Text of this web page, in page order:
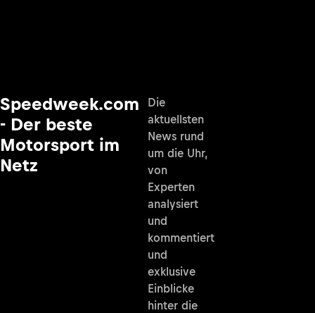
Speedweek.com
- Der beste
Motorsport im
Netz
Die
aktuellsten
News rund
um die Uhr,
von
Experten
analysiert
und
kommentiert
und
exklusive
Einblicke
hinter die